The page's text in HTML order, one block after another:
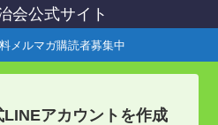
会公式サイト
メルマガ購読者募集中
アカウントを作成